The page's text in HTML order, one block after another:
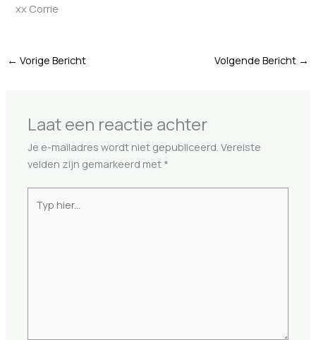
xx Corrie
← Vorige Bericht Volgende Bericht →
Laat een reactie achter
Je e-mailadres wordt niet gepubliceerd. Vereiste
velden zijn gemarkeerd met *
hier...